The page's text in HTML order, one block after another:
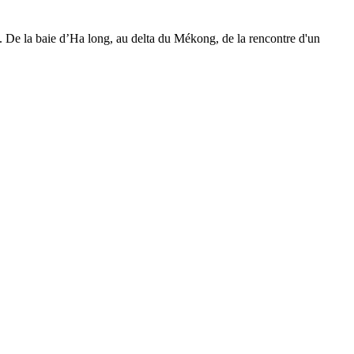
la baie d’Ha long, au delta du Mékong, de la rencontre d'un